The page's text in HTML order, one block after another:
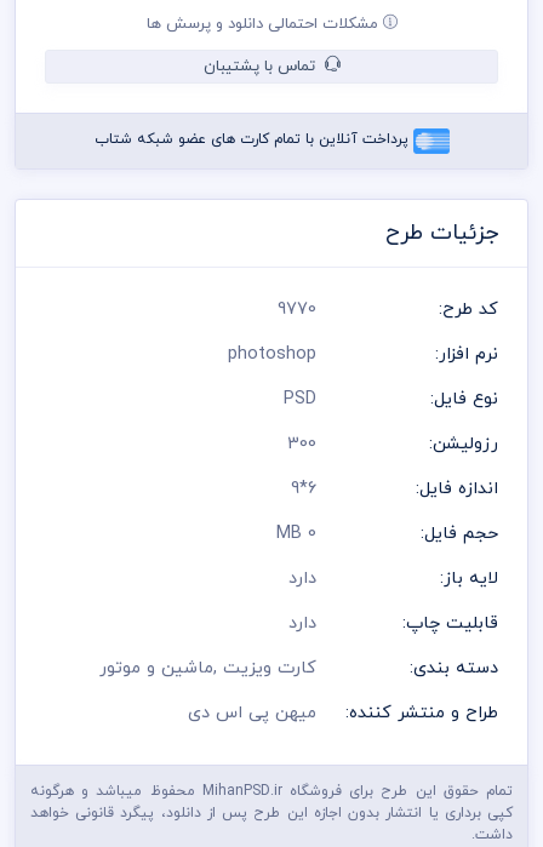
مشکلات احتمالی دانلود و پرسش ها
تماس با پشتیبان
پرداخت آنلاین با تمام کارت های عضو شبکه شتاب
جزئیات طرح
کد طرح:
9770
نرم افزار:
photoshop
نوع فایل:
PSD
رزولیشن:
300
اندازه فایل:
6*9
حجم فایل:
0 MB
لایه باز:
دارد
قابلیت چاپ:
دارد
دسته بندی:
کارت ویزیت,ماشین و موتور
طراح و منتشر کننده:
میهن پی اس دی
تمام حقوق این طرح برای فروشگاه MihanPSD.ir محفوظ میباشد و هرگونه
کپی برداری یا انتشار بدون اجازه این طرح پس از دانلود، پیگرد قانونی خواهد
داشت.
در طراحی کارت ویزیت از لوگو و نشان های تجاری نمادین استفاده
شده است و مسئولیت استفاده از همان لوگو به عهده خریدار می